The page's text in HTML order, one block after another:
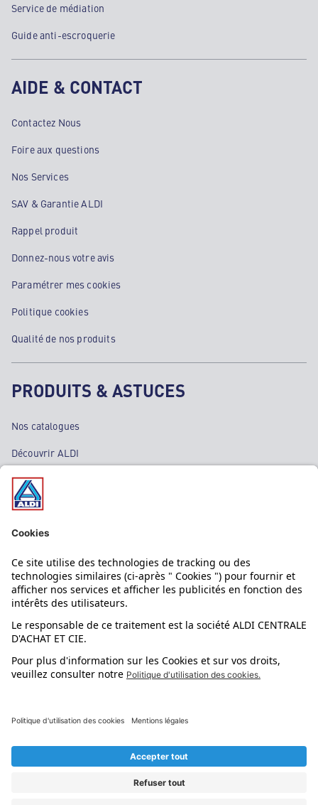
Service de médiation
Guide anti-escroquerie
AIDE & CONTACT
Contactez Nous
Foire aux questions
Nos Services
SAV & Garantie ALDI
Rappel produit
Donnez-nous votre avis
Paramétrer mes cookies
Politique cookies
Qualité de nos produits
PRODUITS & ASTUCES
Nos catalogues
Découvrir ALDI
Nos bons plans
Nos rayons
Nos marques
Nos astuces
Évènements
L'application mobile